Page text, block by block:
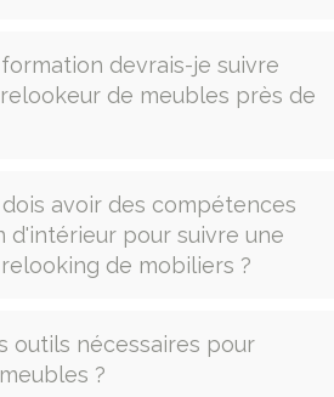
devrais-je suivre
de meubles près de
avoir des compétences
d'intérieur pour suivre une
de mobiliers ?
outils nécessaires pour
?